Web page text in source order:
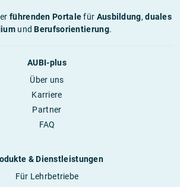
führenden Portalefür Ausbildung,duales
undBerufsorientierung.
AUBI-plus
Über uns
Karriere
Partner
FAQ
& Dienstleistungen
Für Lehrbetriebe